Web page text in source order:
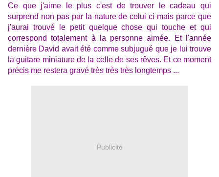
Ce que j'aime le plus c'est de trouver le cadeau qui
surprend non pas par la nature de celui ci mais parce que
j'aurai trouvé le petit quelque chose qui touche et qui
correspond totalement à la personne aimée. Et l'année
dernière David avait été comme subjugué que je lui trouve
la guitare miniature de la celle de ses rêves. Et ce moment
précis me restera gravé très très très longtemps ...
Publicité